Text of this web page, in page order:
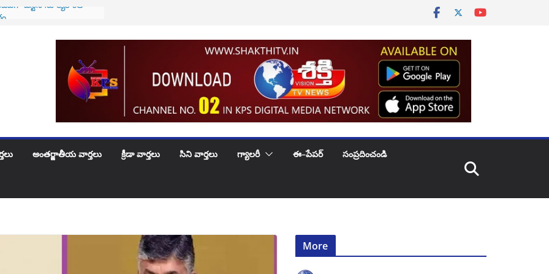
జస్టిస్ సూర్యకాంత్
అంతర్జాతీయ వార్తలు క్రీడా వార్తలు సిని వార్తలు గ్యాలరీ ఈ–పేపర్ సంప్రదించండి
More